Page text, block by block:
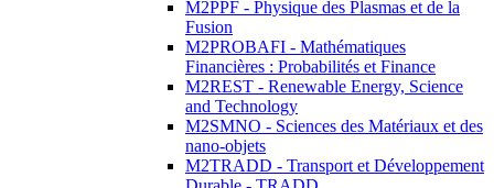
M2PPF - Physique des Plasmas et de la
Fusion
M2PROBAFI - Mathématiques
Financières : Probabilités et Finance
M2REST - Renewable Energy, Science
and Technology
M2SMNO - Sciences des Matériaux et des
nano-objets
M2TRADD - Transport et Développement